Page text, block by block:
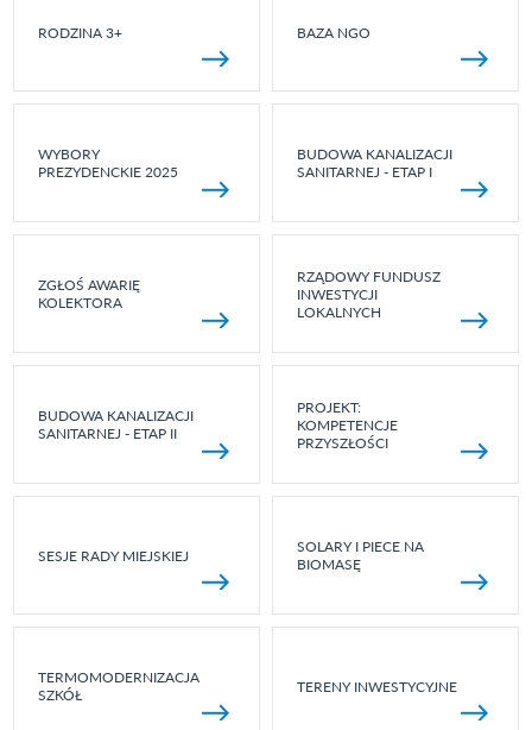
RODZINA 3+ BAZA NGO
WYBORY
PREZYDENCKIE 2025
BUDOWA KANALIZACJI
SANITARNEJ - ETAP I
ZGŁOŚ AWARIĘ
KOLEKTORA
RZĄDOWY FUNDUSZ
INWESTYCJI
LOKALNYCH
BUDOWA KANALIZACJI
SANITARNEJ - ETAP II
PROJEKT:
KOMPETENCJE
PRZYSZŁOŚCI
SESJE RADY MIEJSKIEJ
SOLARY I PIECE NA
BIOMASĘ
TERMOMODERNIZACJA
SZKÓŁ
TERENY INWESTYCYJNE